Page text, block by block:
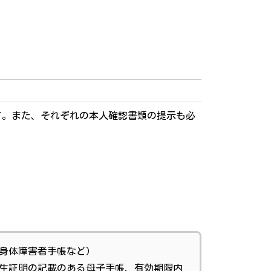
また、それぞれの本人確認書類の提示も必
障害者手帳など）
証明の記載のある母子手帳、有効期限内